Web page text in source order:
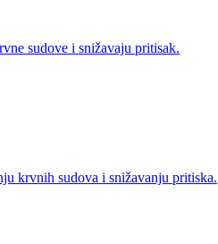
sudove i snižavaju pritisak.
krvnih sudova i snižavanju pritiska.